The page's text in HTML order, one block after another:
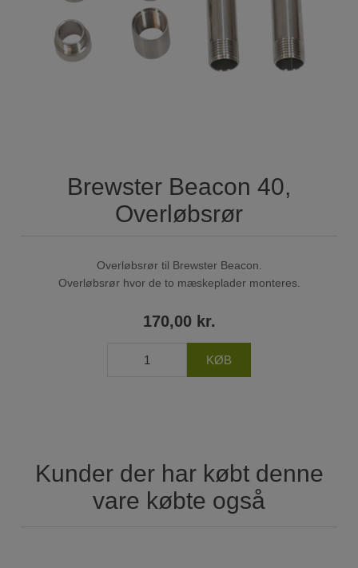
Brewster Beacon 40,
Overløbsrør
Overløbsrør til Brewster Beacon.
Overløbsrør hvor de to mæskeplader monteres.
170,00 kr.
Kunder der har købt denne
vare købte også